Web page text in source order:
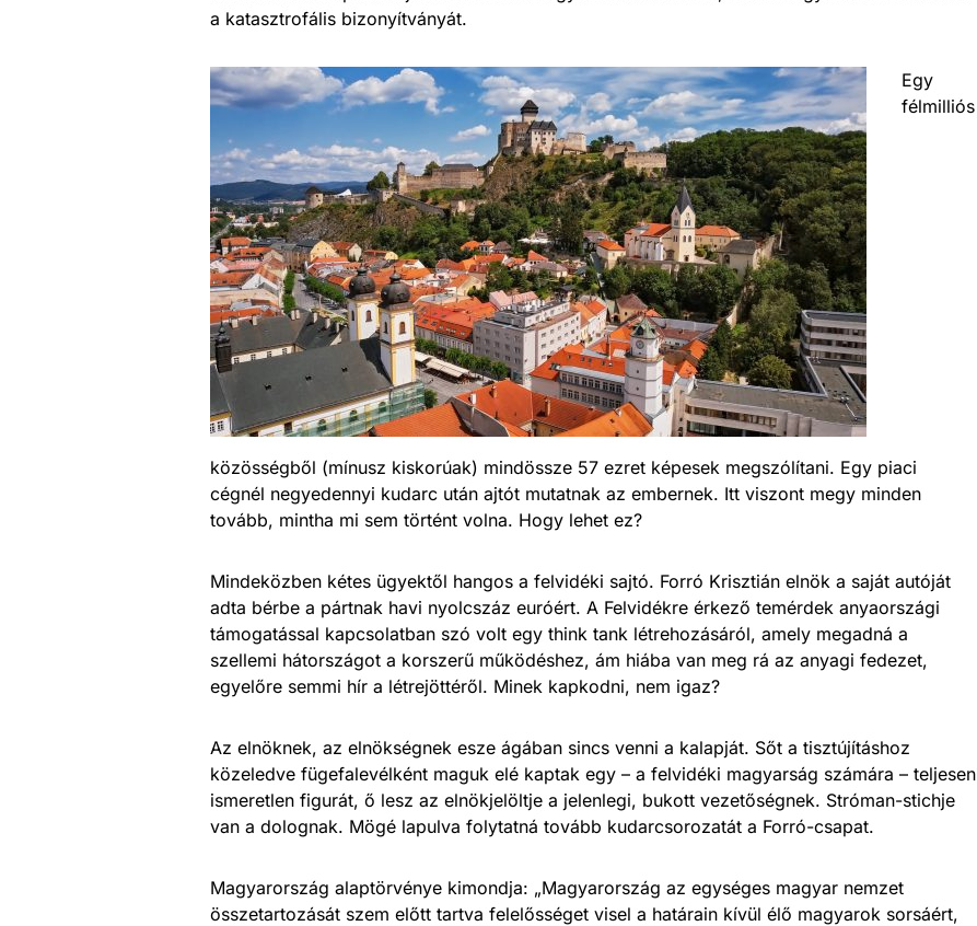
a katasztrofális bizonyítványát.
Egy
félmilliós
közösségből (mínusz kiskorúak) mindössze 57 ezret képesek megszólítani. Egy piaci
cégnél negyedennyi kudarc után ajtót mutatnak az embernek. Itt viszont megy minden
tovább, mintha mi sem történt volna. Hogy lehet ez?
Mindeközben kétes ügyektől hangos a felvidéki sajtó. Forró Krisztián elnök a saját autóját
adta bérbe a pártnak havi nyolcszáz euróért. A Felvidékre érkező temérdek anyaországi
támogatással kapcsolatban szó volt egy think tank létrehozásáról, amely megadná a
szellemi hátországot a korszerű működéshez, ám hiába van meg rá az anyagi fedezet,
egyelőre semmi hír a létrejöttéről. Minek kapkodni, nem igaz?
Az elnöknek, az elnökségnek esze ágában sincs venni a kalapját. Sőt a tisztújításhoz
közeledve fügefalevélként maguk elé kaptak egy – a felvidéki magyarság számára – teljesen
ismeretlen figurát, ő lesz az elnökjelöltje a jelenlegi, bukott vezetőségnek. Stróman-stichje
van a dolognak. Mögé lapulva folytatná tovább kudarcsorozatát a Forró-csapat.
Magyarország alaptörvénye kimondja: „Magyarország az egységes magyar nemzet
összetartozását szem előtt tartva felelősséget visel a határain kívül élő magyarok sorsáért,